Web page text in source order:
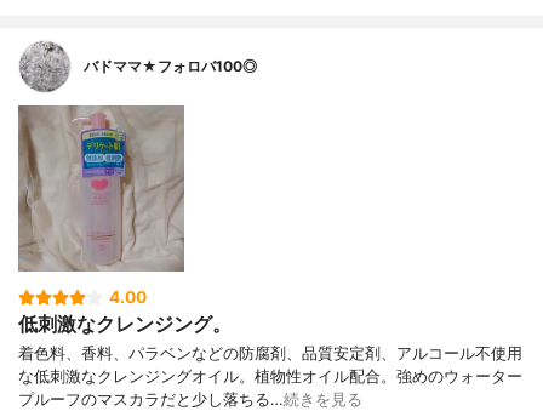
バドママ★フォロバ100◎
4.00
低刺激なクレンジング。
着色料、香料、パラベンなどの防腐剤、品質安定剤、アルコール不使用
な低刺激なクレンジングオイル。植物性オイル配合。強めのウォーター
プルーフのマスカラだと少し落ちる…続きを見る